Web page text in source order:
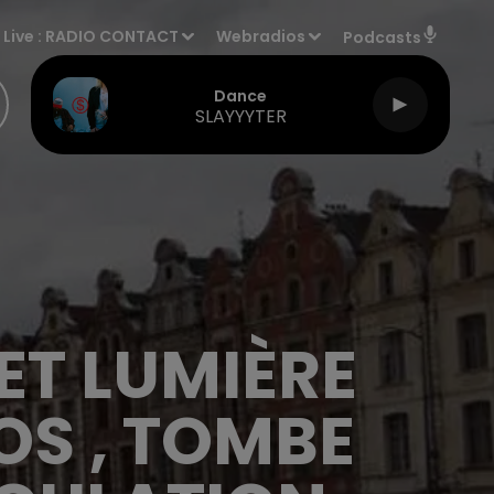
Live : RADIO CONTACT Webradios Podcasts
Dance
SLAYYYTER
LUMIÈRE
, TOMBE